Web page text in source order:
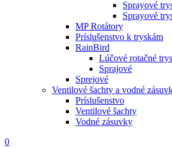
Sprayové
Sprayové
MP Rotátory
Príslušenstvo k tryskám
RainBird
Lúčové rotačné
Sprajové
Sprejové
Ventilové šachty a vodné
Príslušenstvo
Ventilové šachty
Vodné zásuvky
0